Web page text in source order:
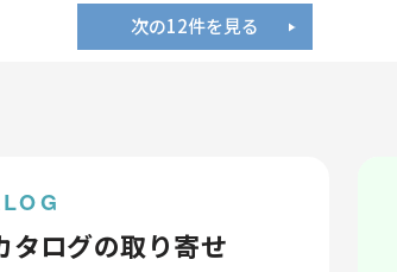
次の12件を見る
タログの取り寄せ